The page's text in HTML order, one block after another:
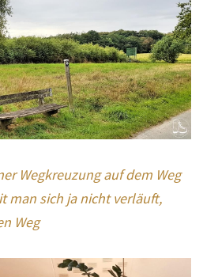
Wegkreuzung auf dem Weg
man sich ja nicht verläuft,
Weg